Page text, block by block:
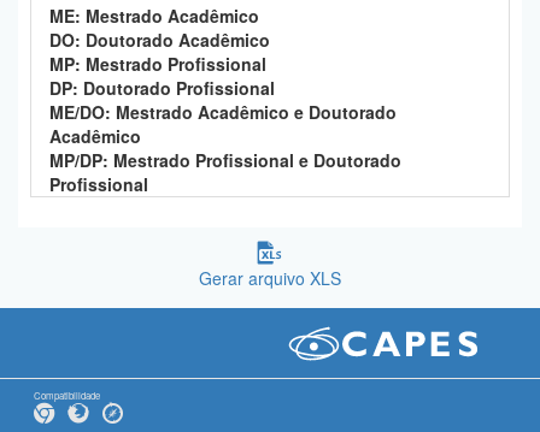
ME: Mestrado Acadêmico
DO: Doutorado Acadêmico
MP: Mestrado Profissional
DP: Doutorado Profissional
ME/DO: Mestrado Acadêmico e Doutorado
Acadêmico
MP/DP: Mestrado Profissional e Doutorado
Profissional
Gerar arquivo XLS
Compatibilidade